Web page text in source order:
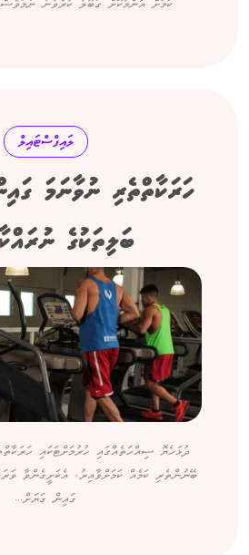
ލައިފްސްޓައިލް
ހަރަކާތްތެރި ނުވާނަމަ
ބަލިތަކުގެ
ދުޅަހެޔޮ ސިއްހަތެއްގައި ހުރުމަށްޓަކައި
ބޭނުންތެރި ކަމެއް ކަމަށްވާއިރު، އެކަށީގެންވާ
ގައިން ގަޔަށް...